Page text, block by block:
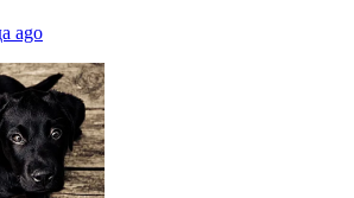
ago